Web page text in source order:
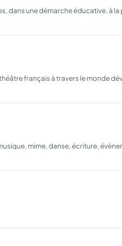
dans une démarche éducative, à
français à travers le monde
mime, danse, écriture,